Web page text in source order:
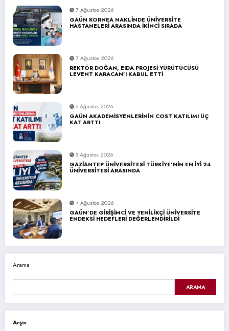
7 Ağustos 2026
GAÜN KORNEA NAKLİNDE ÜNİVERSİTE
HASTANELERİ ARASINDA İKİNCİ SIRADA
7 Ağustos 2026
REKTÖR DOĞAN, EIDA PROJESİ YÜRÜTÜCÜSÜ
LEVENT KARACAN’I KABUL ETTİ
6 Ağustos 2026
GAÜN AKADEMİSYENLERİNİN COST KATILIMI ÜÇ
KAT ARTTI
5 Ağustos 2026
GAZİANTEP ÜNİVERSİTESİ TÜRKİYE’NİN EN İYİ 24
ÜNİVERSİTESİ ARASINDA
4 Ağustos 2026
GAÜN’DE GİRİŞİMCİ VE YENİLİKÇİ ÜNİVERSİTE
ENDEKSİ HEDEFLERİ DEĞERLENDİRİLDİ
Arama
ARAMA
Arşiv